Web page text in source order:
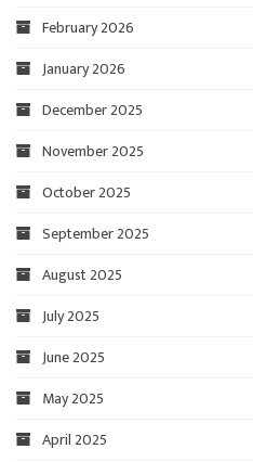
February 2026
January 2026
December 2025
November 2025
October 2025
September 2025
August 2025
July 2025
June 2025
May 2025
April 2025